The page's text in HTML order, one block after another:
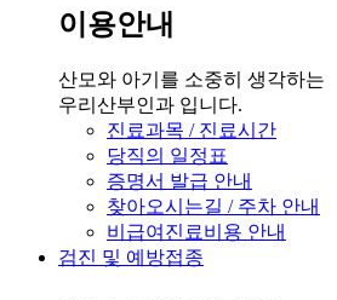
이용안내
산모와 아기를 소중히 생각하는
우리산부인과 입니다.
진료과목 / 진료시간
당직의 일정표
증명서 발급 안내
찾아오시는길 / 주차 안내
비급여진료비용 안내
검진 및 예방접종